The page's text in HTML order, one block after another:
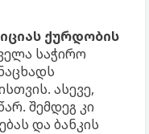
ქურდობის
საჭირო
ასევე,
შემდეგ კი
და ბანკის